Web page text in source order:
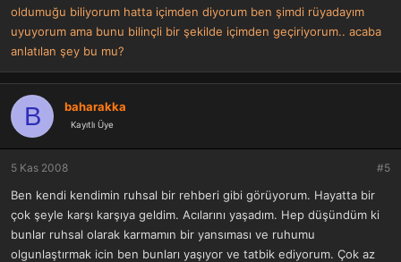
oldumuğu biliyorum hatta içimden diyorum ben şimdi rüyadayım
uyuyorum ama bunu bilinçli bir şekilde içimden geçiriyorum.. acaba
anlatılan şey bu mu?
B baharakka
Kayıtlı Üye
5 Kas 2008 #5
Ben kendi kendimin ruhsal bir rehberi gibi görüyorum. Hayatta bir
çok şeyle karşı karşıya geldim. Acılarını yaşadım. Hep düşündüm ki
bunlar ruhsal olarak karmamın bir yansıması ve ruhumu
olgunlaştırmak icin ben bunları yaşıyor ve tatbik ediyorum. Çok az